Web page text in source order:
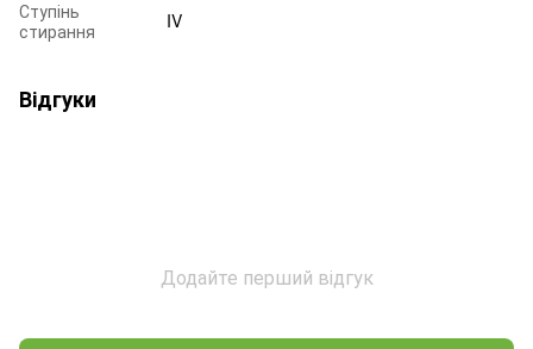
Ступінь
стирання
IV
Відгуки
Додайте перший відгук